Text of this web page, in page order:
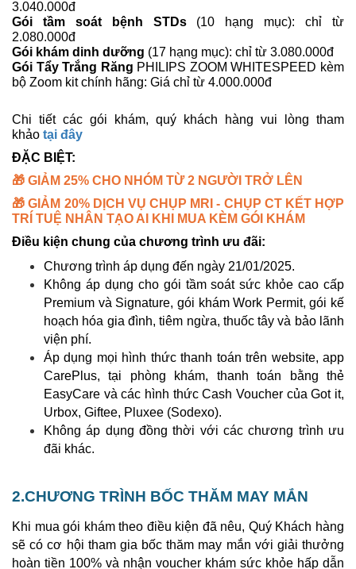
3.040.000đ
Gói tầm soát bệnh STDs (10 hạng mục):
chỉ từ
2.080.000đ
Gói khám dinh dưỡng (17 hạng mục): chỉ từ 3.080.000đ
Gói Tẩy Trắng Răng PHILIPS ZOOM WHITESPEED kèm
bộ Zoom kit chính hãng: Giá chỉ từ 4.000.000đ
Chi tiết các gói khám, quý khách hàng vui lòng tham
khảo tại đây
ĐẶC BIỆT:
🎁 GIẢM 25% CHO NHÓM TỪ 2 NGƯỜI TRỞ LÊN
🎁 GIẢM 20% DỊCH VỤ CHỤP MRI - CHỤP CT KẾT HỢP
TRÍ TUỆ NHÂN TẠO AI KHI MUA KÈM GÓI KHÁM
Điều kiện chung của chương trình ưu đãi:
Chương trình áp dụng đến ngày 21/01/2025.
Không áp dụng cho gói tầm soát sức khỏe cao cấp
Premium và Signature, gói khám Work Permit, gói kế
hoạch hóa gia đình, tiêm ngừa, thuốc tây và bảo lãnh
viện phí.
Áp dụng mọi hình thức thanh toán trên website, app
CarePlus, tại phòng khám, thanh toán bằng thẻ
EasyCare và các hình thức Cash Voucher của Got it,
Urbox, Giftee, Pluxee (Sodexo).
Không áp dụng đồng thời với các chương trình ưu
đãi khác.
2.CHƯƠNG TRÌNH BỐC THĂM MAY MẮN
Khi mua gói khám theo điều kiện đã nêu, Quý Khách hàng
sẽ có cơ hội tham gia bốc thăm may mắn với giải thưởng
hoàn tiền 100% và nhận voucher khám sức khỏe hấp dẫn